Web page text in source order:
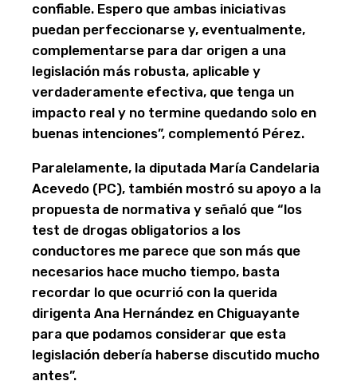
confiable. Espero que ambas iniciativas
puedan perfeccionarse y, eventualmente,
complementarse para dar origen a una
legislación más robusta, aplicable y
verdaderamente efectiva, que tenga un
impacto real y no termine quedando solo en
buenas intenciones”, complementó Pérez.
Paralelamente, la diputada María Candelaria
Acevedo (PC), también mostró su apoyo a la
propuesta de normativa y señaló que “los
test de drogas obligatorios a los
conductores me parece que son más que
necesarios hace mucho tiempo, basta
recordar lo que ocurrió con la querida
dirigenta Ana Hernández en Chiguayante
para que podamos considerar que esta
legislación debería haberse discutido mucho
antes”.